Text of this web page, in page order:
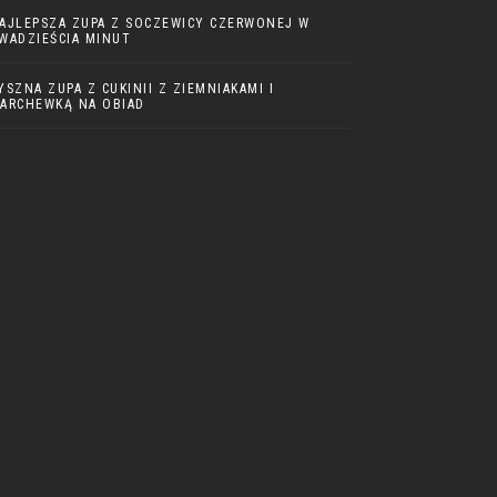
ZUPA Z SOCZEWICY CZERWONEJ W
MINUT
ZUPA Z CUKINII Z ZIEMNIAKAMI I
NA OBIAD